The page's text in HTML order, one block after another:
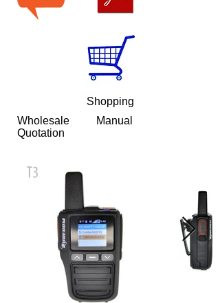
Shopping
Wholesale
Quotation
Manual